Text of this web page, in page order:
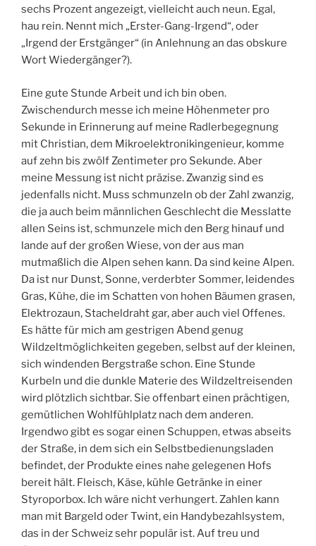
sechs Prozent angezeigt, vielleicht auch neun. Egal,
hau rein. Nennt mich „Erster-Gang-Irgend“, oder
„Irgend der Erstgänger“ (in Anlehnung an das obskure
Wort Wiedergänger?).
Eine gute Stunde Arbeit und ich bin oben.
Zwischendurch messe ich meine Höhenmeter pro
Sekunde in Erinnerung auf meine Radlerbegegnung
mit Christian, dem Mikroelektronikingenieur, komme
auf zehn bis zwölf Zentimeter pro Sekunde. Aber
meine Messung ist nicht präzise. Zwanzig sind es
jedenfalls nicht. Muss schmunzeln ob der Zahl zwanzig,
die ja auch beim männlichen Geschlecht die Messlatte
allen Seins ist, schmunzele mich den Berg hinauf und
lande auf der großen Wiese, von der aus man
mutmaßlich die Alpen sehen kann. Da sind keine Alpen.
Da ist nur Dunst, Sonne, verderbter Sommer, leidendes
Gras, Kühe, die im Schatten von hohen Bäumen grasen,
Elektrozaun, Stacheldraht gar, aber auch viel Offenes.
Es hätte für mich am gestrigen Abend genug
Wildzeltmöglichkeiten gegeben, selbst auf der kleinen,
sich windenden Bergstraße schon. Eine Stunde
Kurbeln und die dunkle Materie des Wildzeltreisenden
wird plötzlich sichtbar. Sie offenbart einen prächtigen,
gemütlichen Wohlfühlplatz nach dem anderen.
Irgendwo gibt es sogar einen Schuppen, etwas abseits
der Straße, in dem sich ein Selbstbedienungsladen
befindet, der Produkte eines nahe gelegenen Hofs
bereit hält. Fleisch, Käse, kühle Getränke in einer
Styroporbox. Ich wäre nicht verhungert. Zahlen kann
man mit Bargeld oder Twint, ein Handybezahlsystem,
das in der Schweiz sehr populär ist. Auf treu und